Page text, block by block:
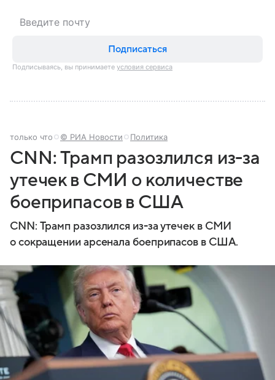
Подписаться
Подписываясь, вы принимаете условия сервиса
только что © РИА Новости Политика
CNN: Трамп разозлился из-за
утечек в СМИ о количестве
боеприпасов в США
CNN: Трамп разозлился из-за утечек в СМИ
о сокращении арсенала боеприпасов в США.